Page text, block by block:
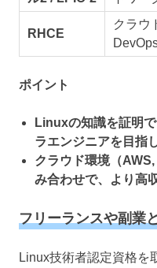
RHCE
クラウ
ポイント
Linuxの知識を証明
ラエンジニアを目指
クラウド環境（
み合わせで、より高
フリーランスや副業
Linux技術者認定資格を